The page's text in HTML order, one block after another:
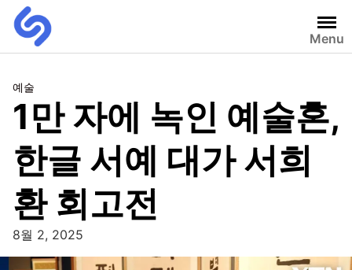
Menu
예술
1만 자에 녹인 예술혼,
한글 서예 대가 서희
환 회고전
8월 2, 2025